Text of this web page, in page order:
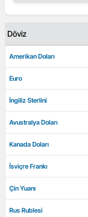
Döviz
Amerikan Doları
Euro
İngiliz Sterlini
Avustralya Doları
Kanada Doları
İsviçre Frankı
Çin Yuanı
Rus Rublesi